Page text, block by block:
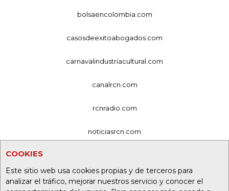
COOKIES
Este sitio web usa cookies propias y de terceros para
analizar el tráfico, mejorar nuestros servicio y conocer el
bolsaencolombia.com
casosdeexitoabogados.com
carnavalindustriacultural.com
canalrcn.com
rcnradio.com
noticiasrcn.com
alerta.com.co